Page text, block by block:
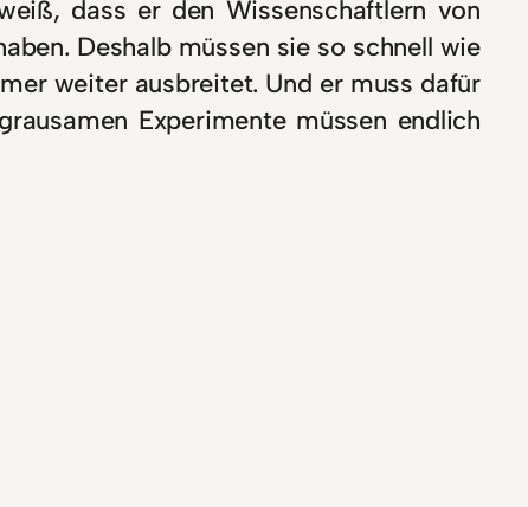
dass er den Wissenschaftlern von
Deshalb müssen sie so schnell wie
weiter ausbreitet. Und er muss dafür
Experimente müssen endlich